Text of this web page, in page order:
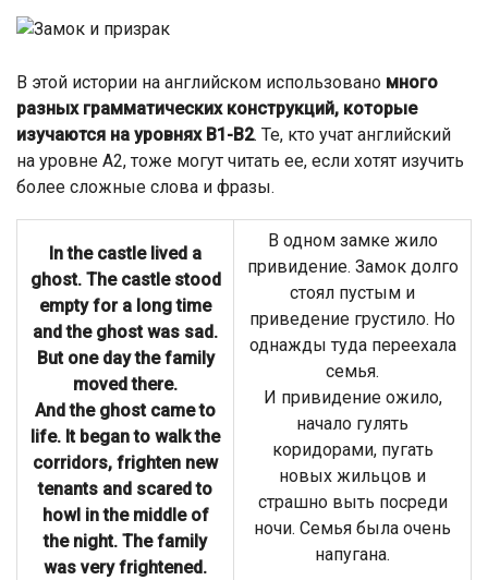
В этой истории на английском использовано много
разных грамматических конструкций, которые
изучаются на уровнях В1-В2. Те, кто учат английский
на уровне А2, тоже могут читать ее, если хотят изучить
более сложные слова и фразы.
In the castle lived a
ghost. The castle stood
empty for a long time
and the ghost was sad.
But one day the family
moved there.
And the ghost came to
life. It began to walk the
corridors, frighten new
tenants and scared to
howl in the middle of
the night. The family
was very frightened.
В одном замке жило
привидение. Замок долго
стоял пустым и
приведение грустило. Но
однажды туда переехала
семья.
И привидение ожило,
начало гулять
коридорами, пугать
новых жильцов и
страшно выть посреди
ночи. Семья была очень
напугана.